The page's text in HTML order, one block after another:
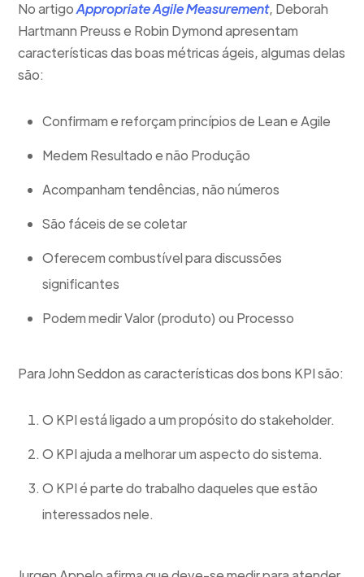
No artigoAppropriate Agile Measurement, Deborah
Hartmann Preuss e Robin Dymond apresentam
características das boas métricas ágeis, algumas delas
são:
Confirmam e reforçam princípios de Lean e Agile
Medem Resultado e não Produção
Acompanham tendências, não números
São fáceis de se coletar
Oferecem combustível para discussões
significantes
Podem medir Valor (produto) ou Processo
Para John Seddon as características dos bons KPI são:
O KPI está ligado a um propósito do stakeholder.
O KPI ajuda a melhorar um aspecto do sistema.
O KPI é parte do trabalho daqueles que estão
interessados nele.